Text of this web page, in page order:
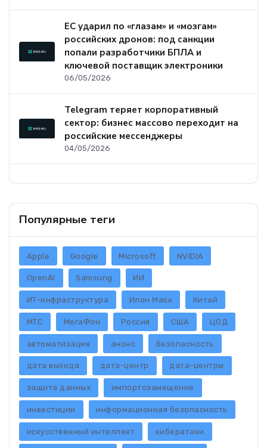
ЕС ударил по «глазам» и «мозгам»
российских дронов: под санкции
попали разработчики БПЛА и
ключевой поставщик электроники
06/05/2026
Telegram теряет корпоративный
сектор: бизнес массово переходит на
российские мессенджеры
04/05/2026
Популярные теги
Apple Google Microsoft NVIDIA
OpenAI Samsung ИИ
ИТ-инфраструктура Илон Маск Китай
МТС МегаФон Россия США ЦОД
автоматизация анонс безопасность
дата выхода дата-центр дата-центры
защита данных импортозамещение
инвестиции информационная безопасность
искусственный интеллект кибератаки